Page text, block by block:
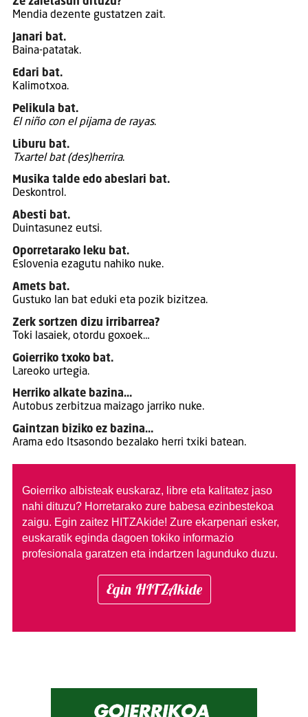
Ze zaletasun dituzu?
Mendia dezente gustatzen zait.
Janari bat.
Baina-patatak.
Edari bat.
Kalimotxoa.
Pelikula bat.
El niño con el pijama de rayas.
Liburu bat.
Txartel bat (des)herrira.
Musika talde edo abeslari bat.
Deskontrol.
Abesti bat.
Duintasunez eutsi.
Oporretarako leku bat.
Eslovenia ezagutu nahiko nuke.
Amets bat.
Gustuko lan bat eduki eta pozik bizitzea.
Zerk sortzen dizu irribarrea?
Toki lasaiek, otordu goxoek…
Goierriko txoko bat.
Lareoko urtegia.
Herriko alkate bazina…
Autobus zerbitzua maizago jarriko nuke.
Gaintzan biziko ez bazina…
Arama edo Itsasondo bezalako herri txiki batean.
Goierriko albisteak euskaraz, libre eta kalitatez jaso
nahi dituzu? Horretarako zure babesa ezinbestekoa
zaigu. Egin zaitez HITZAkide! Zure ekarpenari esker,
euskaratik eginda dagoen tokiko informazio
profesionala garatzen eta indartzen lagunduko duzu.
Egin HITZAkide